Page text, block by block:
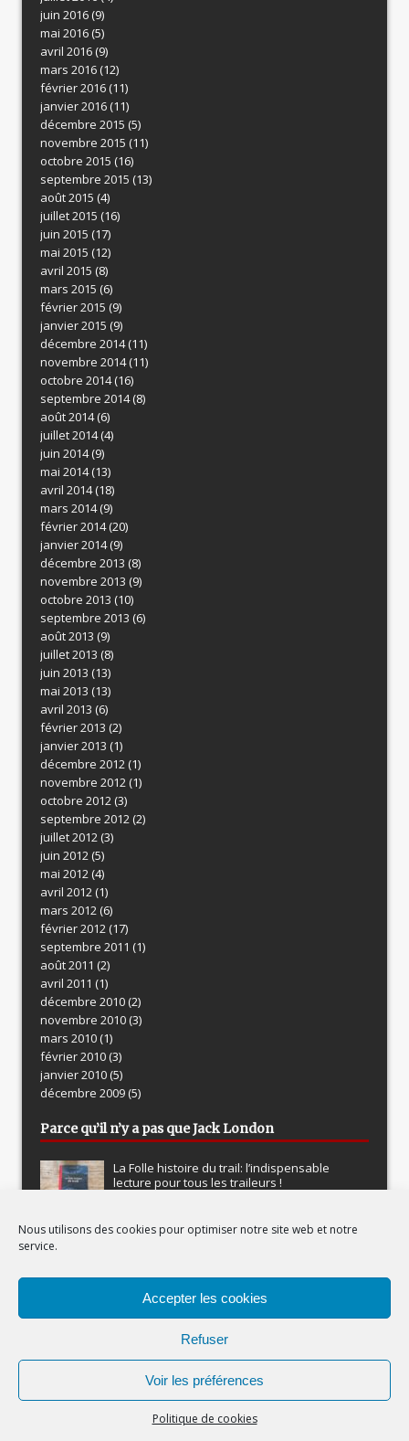
Nous utilisons des cookies pour optimiser notre site web et notre
service.
Accepter les cookies
Refuser
Voir les préférences
Politique de cookies
juin 2016(9)
mai 2016(5)
avril 2016(9)
mars 2016(12)
février 2016(11)
janvier 2016(11)
décembre 2015 (5)
novembre 2015 (11)
octobre 2015 (16)
septembre 2015 (13)
août 2015 (4)
juillet 2015 (16)
juin 2015 (17)
mai 2015 (12)
avril 2015 (8)
mars 2015 (6)
février 2015 (9)
janvier 2015 (9)
décembre 2014(11)
novembre 2014(11)
octobre 2014(16)
septembre 2014(8)
août 2014(6)
juillet 2014(4)
juin 2014(9)
mai 2014(13)
avril 2014(18)
mars 2014(9)
février 2014(20)
janvier 2014(9)
décembre 2013 (8)
novembre 2013 (9)
octobre 2013 (10)
septembre 2013 (6)
août 2013 (9)
juillet 2013 (8)
juin 2013 (13)
mai 2013 (13)
avril 2013 (6)
février 2013 (2)
janvier 2013 (1)
décembre 2012(1)
novembre 2012(1)
octobre 2012(3)
septembre 2012(2)
juillet 2012(3)
juin 2012(5)
mai 2012(4)
avril 2012(1)
mars 2012(6)
février 2012(17)
septembre 2011 (1)
août 2011 (2)
avril 2011 (1)
décembre 2010(2)
novembre 2010(3)
mars 2010(1)
février 2010(3)
janvier 2010(5)
décembre 2009(5)
Parce qu’il n’y a pas que Jack London
La Folle histoire du trail: l’indispensable
lecture pour tous les traileurs !
Ultra-ordinaire : journal d’un coureur
Polars Suédois
Guide Tao Laponie